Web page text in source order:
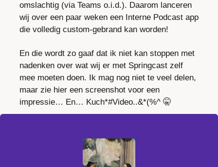
omslachtig (via Teams o.i.d.). Daarom lanceren
wij over een paar weken een Interne Podcast app
die volledig custom-gebrand kan worden!
En die wordt zo gaaf dat ik niet kan stoppen met
nadenken over wat wij er met Springcast zelf
mee moeten doen. Ik mag nog niet te veel delen,
maar zie hier een screenshot voor een
impressie… En… Kuch*#Video..&*(%^ 🤫